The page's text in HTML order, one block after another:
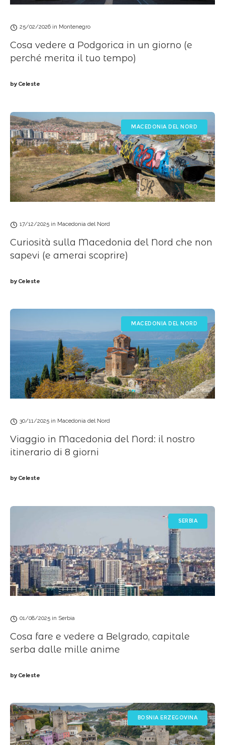
25/02/2026 in Montenegro
Cosa vedere a Podgorica in un giorno (e
perché merita il tuo tempo)
byCeleste
MACEDONIA DEL NORD
17/12/2025 in Macedonia del Nord
Curiosità sulla Macedonia del Nord che non
sapevi (e amerai scoprire)
byCeleste
MACEDONIA DEL NORD
30/11/2025 in Macedonia del Nord
Viaggio in Macedonia del Nord: il nostro
itinerario di 8 giorni
byCeleste
SERBIA
01/08/2025 in Serbia
Cosa fare e vedere a Belgrado, capitale
serba dalle mille anime
byCeleste
BOSNIA ERZEGOVINA